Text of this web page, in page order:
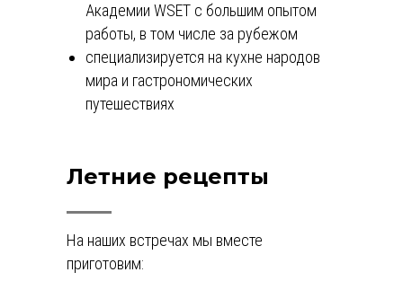
Академии WSET с большим опытом
работы, в том числе за рубежом
специализируется на кухне народов
мира и гастрономических
путешествиях
Летние рецепты
На наших встречах мы вместе
приготовим: